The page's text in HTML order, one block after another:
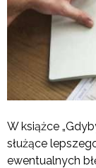
W książce
służące
ewentualnych